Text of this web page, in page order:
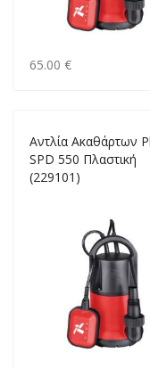
65.00 €
Αντλία Ακαθάρτων
SPD 550 Πλαστική
(229101)